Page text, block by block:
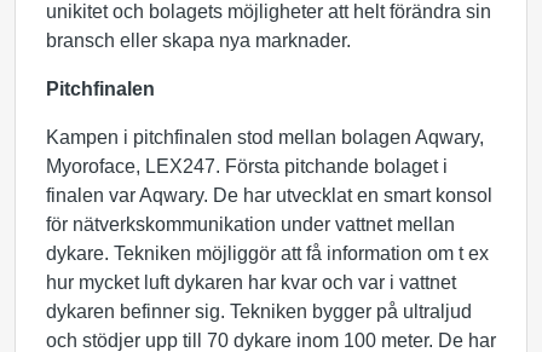
unikitet och bolagets möjligheter att helt förändra sin
bransch eller skapa nya marknader.
Pitchfinalen
Kampen i pitchfinalen stod mellan bolagen Aqwary,
Myoroface, LEX247. Första pitchande bolaget i
finalen var Aqwary. De har utvecklat en smart konsol
för nätverkskommunikation under vattnet mellan
dykare. Tekniken möjliggör att få information om t ex
hur mycket luft dykaren har kvar och var i vattnet
dykaren befinner sig. Tekniken bygger på ultraljud
och stödjer upp till 70 dykare inom 100 meter. De har